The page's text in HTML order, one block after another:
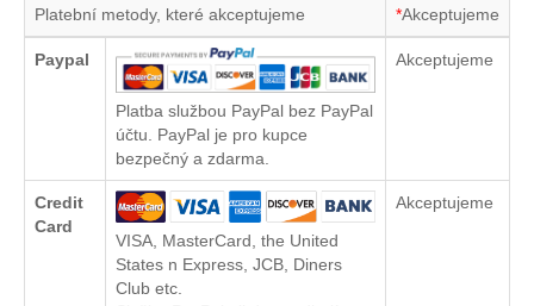
Platební metody, které akceptujeme *Akceptujeme
Paypal
Platba službou PayPal bez PayPal
účtu. PayPal je pro kupce
bezpečný a zdarma.
Akceptujeme
Credit
Card
VISA, MasterCard, the United
States n Express, JCB, Diners
Club etc.
Akceptujeme